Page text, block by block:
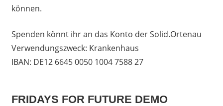
können.
Spenden könnt ihr an das Konto der Solid.Ortenau
Verwendungszweck: Krankenhaus
IBAN: DE12 6645 0050 1004 7588 27
FRIDAYS FOR FUTURE DEMO